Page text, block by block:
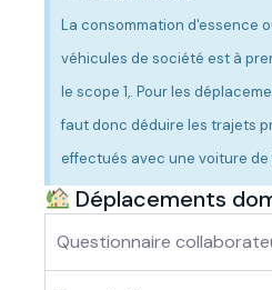
La consommation d'essence
véhicules de société est à
le scope 1,. Pour les
faut donc déduire les trajets
effectués avec une voiture
Déplacements
Questionnaire